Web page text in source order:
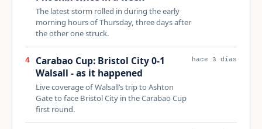
The latest storm rolled in during the early
morning hours of Thursday, three days after
the other one struck.
4
Carabao Cup: Bristol City 0-1
Walsall - as it happened
Live coverage of Walsall’s trip to Ashton
Gate to face Bristol City in the Carabao Cup
first round.
hace 3 días